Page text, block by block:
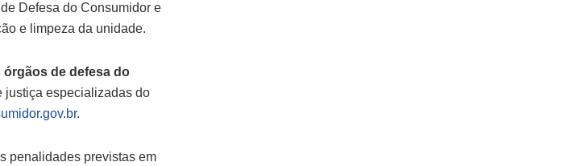
Defesa do Consumidor e
e limpeza da unidade.
de defesa do
justiça especializadas do
.
penalidades previstas em